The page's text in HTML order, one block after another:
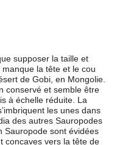
supposer la taille et
manque la tête et le cou
de Gobi, en Mongolie.
conservé et semble être
à échelle réduite. La
les unes dans
des autres Sauropodes
Sauropode sont évidées
concaves vers la tête de